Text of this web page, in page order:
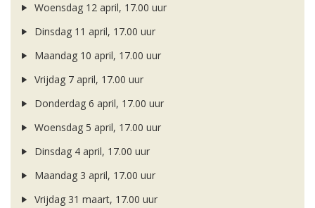
Woensdag 12 april, 17.00 uur
Dinsdag 11 april, 17.00 uur
Maandag 10 april, 17.00 uur
Vrijdag 7 april, 17.00 uur
Donderdag 6 april, 17.00 uur
Woensdag 5 april, 17.00 uur
Dinsdag 4 april, 17.00 uur
Maandag 3 april, 17.00 uur
Vrijdag 31 maart, 17.00 uur